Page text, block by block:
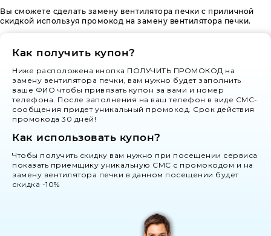
Вы сможете сделать замену вентилятора печки с приличной
скидкой используя промокод на замену вентилятора печки.
Как получить купон?
Ниже расположена кнопка ПОЛУЧИТЬ ПРОМОКОД на
замену вентилятора печки, вам нужно будет заполнить
ваше ФИО чтобы привязать купон за вами и номер
телефона. После заполнения на ваш телефон в виде СМС-
сообщения придет уникальный промокод. Срок действия
промокода 30 дней!
Как использовать купон?
Чтобы получить скидку вам нужно при посещении сервиса
показать приемщику уникальную СМС с промокодом и на
замену вентилятора печки в данном посещении будет
скидка -10%